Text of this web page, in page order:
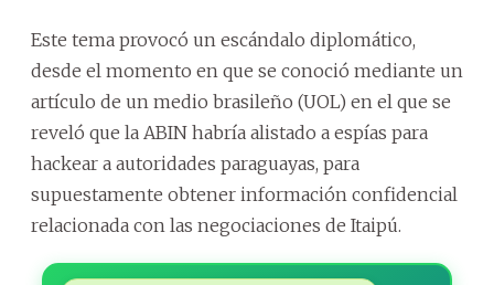
Este tema provocó un escándalo diplomático,
desde el momento en que se conoció mediante un
artículo de un medio brasileño (UOL) en el que se
reveló que la ABIN habría alistado a espías para
hackear a autoridades paraguayas, para
supuestamente obtener información confidencial
relacionada con las negociaciones de Itaipú.